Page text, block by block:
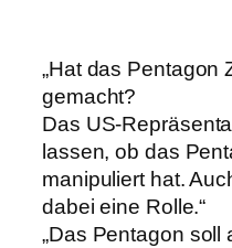
„Hat das Pentagon
gemacht?
Das US-
lassen, ob das
manipuliert hat.
dabei eine Rolle.“
„Das Pentagon soll